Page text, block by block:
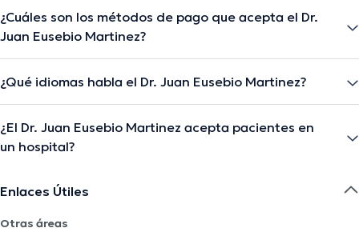
¿Cuáles son los métodos de pago que acepta el Dr.
Juan Eusebio Martinez?
¿Qué idiomas habla el Dr. Juan Eusebio Martinez?
¿El Dr. Juan Eusebio Martinez acepta pacientes en
un hospital?
Enlaces Útiles
Otras áreas